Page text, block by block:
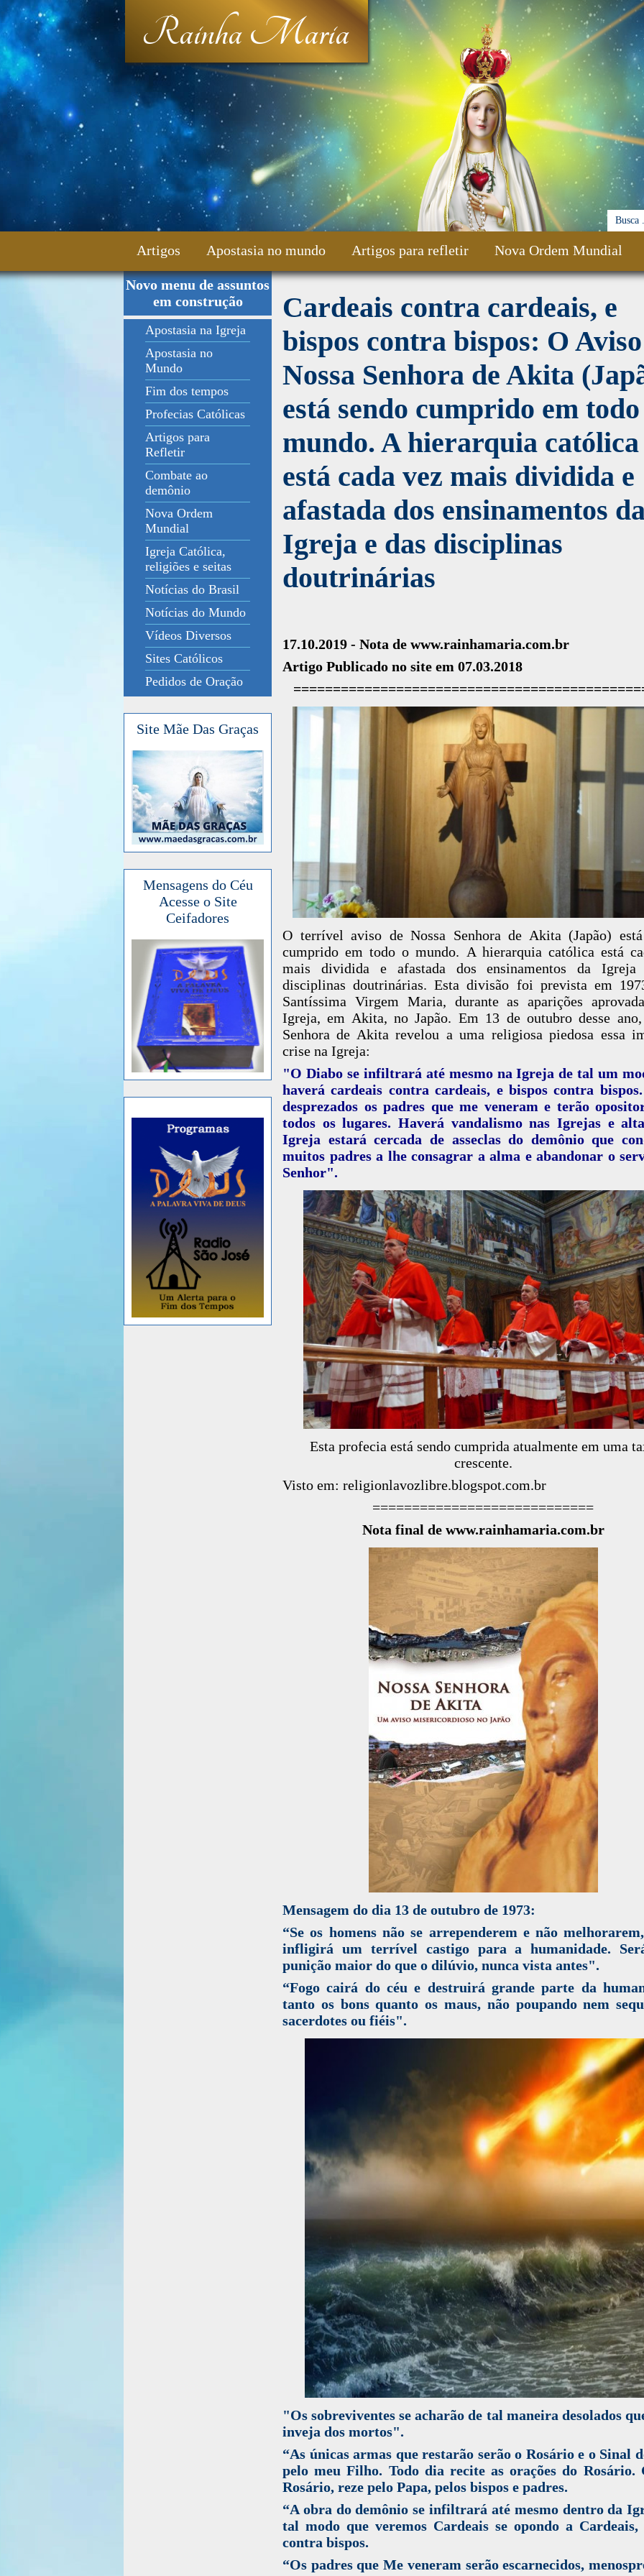
Rainha Maria
Artigos Apostasia no mundo Artigos para refletir Nova Ordem Mundial
Fale Conosco
Novo menu de assuntos
em construção
Apostasia na Igreja
Apostasia no
Mundo
Fim dos tempos
Profecias Católicas
Artigos para
Refletir
Combate ao
demônio
Nova Ordem
Mundial
Igreja Católica,
religiões e seitas
Notícias do Brasil
Notícias do Mundo
Vídeos Diversos
Sites Católicos
Pedidos de Oração
Site Mãe Das Graças
Mensagens do Céu
Acesse o Site
Ceifadores
Cardeais contra cardeais, e
bispos contra bispos: O
Nossa Senhora de Akita
está sendo cumprido em
mundo. A hierarquia católica
está cada vez mais dividida e
afastada dos ensinamentos
Igreja e das disciplinas
doutrinárias
17.10.2019 - Nota de www.rainhamaria.com.br
Artigo Publicado no site em 07.03.2018
O terrível aviso de Nossa Senhora de Akita (Japão) está
cumprido em todo o mundo. A hierarquia católica está
mais dividida e afastada dos ensinamentos da
disciplinas doutrinárias. Esta divisão foi prevista em
Santíssima Virgem Maria, durante as aparições
Igreja, em Akita, no Japão. Em 13 de outubro desse ano,
Senhora de Akita revelou a uma religiosa piedosa essa
crise na Igreja:
"O Diabo se infiltrará até mesmo na Igreja de tal um
haverá cardeais contra cardeais, e bispos contra
desprezados os padres que me veneram e terão
todos os lugares. Haverá vandalismo nas Igrejas e
Igreja estará cercada de asseclas do demônio que
muitos padres a lhe consagrar a alma e abandonar o
Senhor".
Esta profecia está sendo cumprida atualmente em uma
crescente.
Visto em: religionlavozlibre.blogspot.com.br
============================
Nota final de www.rainhamaria.com.br
Mensagem do dia 13 de outubro de 1973:
“Se os homens não se arrependerem e não
infligirá um terrível castigo para a humanidade.
punição maior do que o dilúvio, nunca vista antes".
“Fogo cairá do céu e destruirá grande parte da
tanto os bons quanto os maus, não poupando nem
sacerdotes ou fiéis".
"Os sobreviventes se acharão de tal maneira desolados
inveja dos mortos".
“As únicas armas que restarão serão o Rosário e o Sinal
pelo meu Filho. Todo dia recite as orações do Rosário.
Rosário, reze pelo Papa, pelos bispos e padres.
“A obra do demônio se infiltrará até mesmo dentro da
tal modo que veremos Cardeais se opondo a Cardeais,
contra bispos.
“Os padres que Me veneram serão escarnecidos,